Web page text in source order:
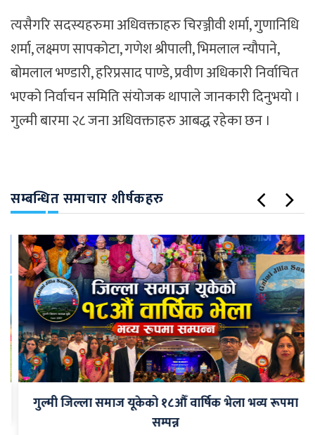
त्यसैगरि सदस्यहरुमा अधिवक्ताहरु चिरञ्जीवी शर्मा, गुणानिधि
शर्मा, लक्ष्मण सापकोटा, गणेश श्रीपाली, भिमलाल न्यौपाने,
बोमलाल भण्डारी, हरिप्रसाद पाण्डे, प्रवीण अधिकारी निर्वाचित
भएको निर्वाचन समिति संयोजक थापाले जानकारी दिनुभयो ।
गुल्मी बारमा २८ जना अधिवक्ताहरु आबद्ध रहेका छन ।
सम्बन्धित समाचार शीर्षकहरु
गुल्मी जिल्ला समाज यूकेको १८औँ वार्षिक भेला भव्य रूपमा
सम्पन्न